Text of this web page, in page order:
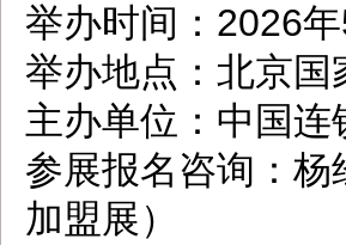
举办时间：2026
举办地点：北京国
主办单位：中国
参展报名咨询：
加盟展）